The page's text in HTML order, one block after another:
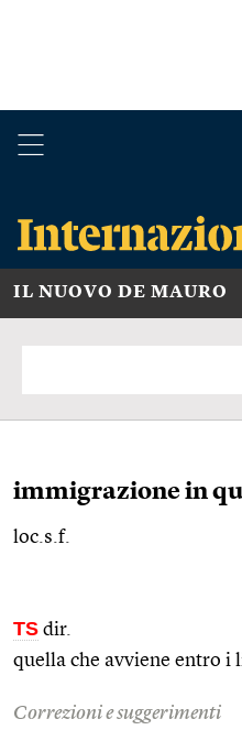
IL NUOVO DE MAURO
immigrazione in
loc.s.f.
TS dir.
quella che avviene entro i
Correzioni e suggerimenti